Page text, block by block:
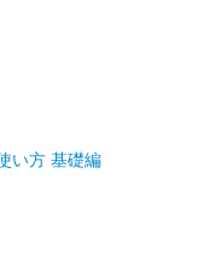
い方 基礎編